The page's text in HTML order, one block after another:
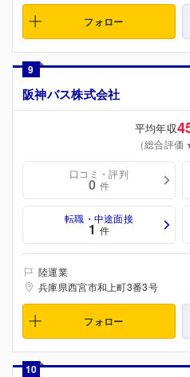
フォロー
9
阪神バス株式会社
平均年収
（総合評価
口コミ・評判
0 件
転職・中途面接
1 件
陸運業
兵庫県西宮市和上町3番3号
フォロー
10